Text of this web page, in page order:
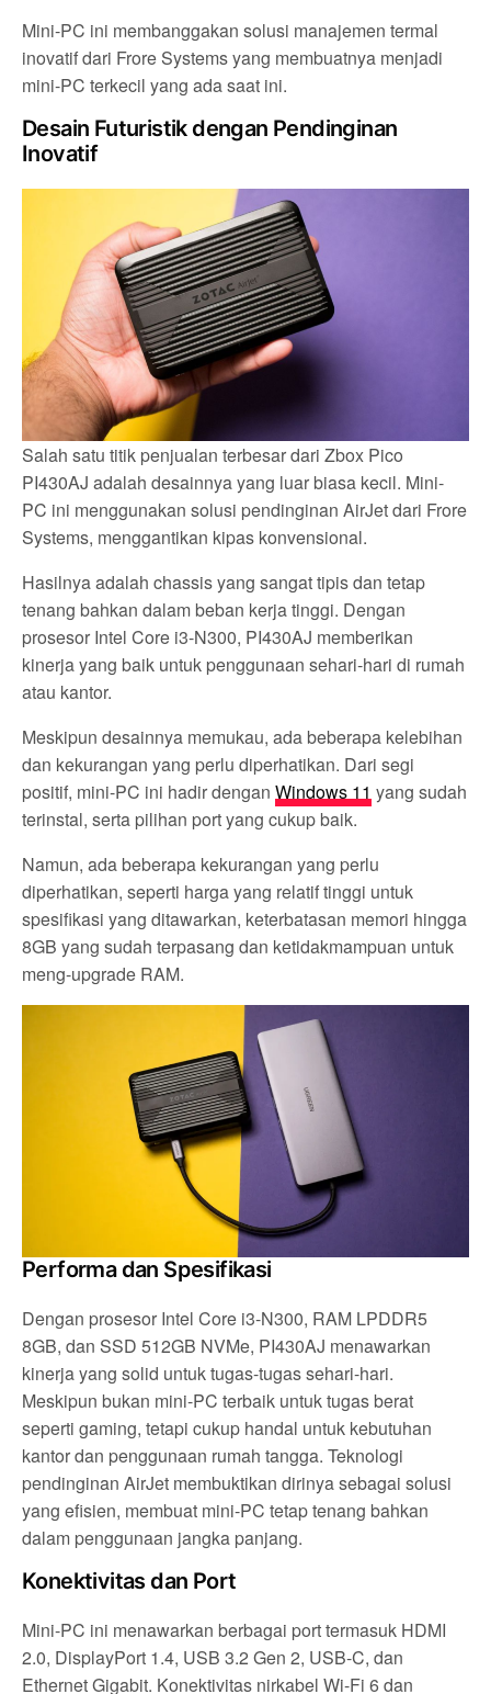
Mini-PC ini membanggakan solusi manajemen termal
inovatif dari Frore Systems yang membuatnya menjadi
mini-PC terkecil yang ada saat ini.
Desain Futuristik dengan Pendinginan
Inovatif
Salah satu titik penjualan terbesar dari Zbox Pico
PI430AJ adalah desainnya yang luar biasa kecil. Mini-
PC ini menggunakan solusi pendinginan AirJet dari Frore
Systems, menggantikan kipas konvensional.
Hasilnya adalah chassis yang sangat tipis dan tetap
tenang bahkan dalam beban kerja tinggi. Dengan
prosesor Intel Core i3-N300, PI430AJ memberikan
kinerja yang baik untuk penggunaan sehari-hari di rumah
atau kantor.
Meskipun desainnya memukau, ada beberapa kelebihan
dan kekurangan yang perlu diperhatikan. Dari segi
positif, mini-PC ini hadir denganWindows 11 yang sudah
terinstal, serta pilihan port yang cukup baik.
Namun, ada beberapa kekurangan yang perlu
diperhatikan, seperti harga yang relatif tinggi untuk
spesifikasi yang ditawarkan, keterbatasan memori hingga
8GB yang sudah terpasang dan ketidakmampuan untuk
meng-upgrade RAM.
Performa dan Spesifikasi
Dengan prosesor Intel Core i3-N300, RAM LPDDR5
8GB, dan SSD 512GB NVMe, PI430AJ menawarkan
kinerja yang solid untuk tugas-tugas sehari-hari.
Meskipun bukan mini-PC terbaik untuk tugas berat
seperti gaming, tetapi cukup handal untuk kebutuhan
kantor dan penggunaan rumah tangga. Teknologi
pendinginan AirJet membuktikan dirinya sebagai solusi
yang efisien, membuat mini-PC tetap tenang bahkan
dalam penggunaan jangka panjang.
Konektivitas dan Port
Mini-PC ini menawarkan berbagai port termasuk HDMI
2.0, DisplayPort 1.4, USB 3.2 Gen 2, USB-C, dan
Ethernet Gigabit. Konektivitas nirkabel Wi-Fi 6 dan